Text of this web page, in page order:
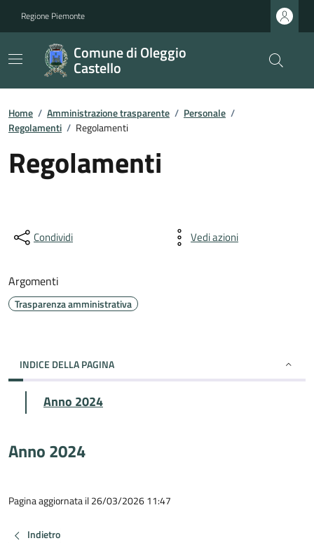
Regione Piemonte
Comune di Oleggio
Castello
Home / Amministrazione trasparente / Personale /
Regolamenti / Regolamenti
Regolamenti
Condividi Vedi azioni
Argomenti
Trasparenza amministrativa
INDICE DELLA PAGINA
Anno 2024
Anno 2024
Pagina aggiornata il 26/03/2026 11:47
Indietro